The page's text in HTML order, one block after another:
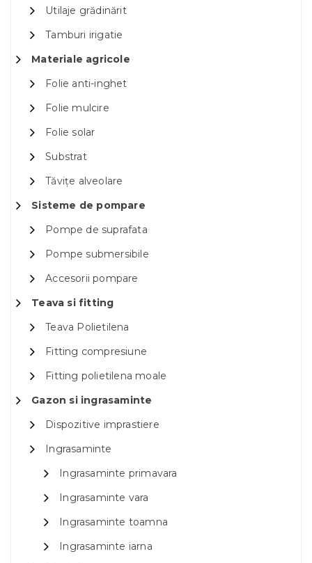
Utilaje grădinărit
Tamburi irigatie
Materiale agricole
Folie anti-inghet
Folie mulcire
Folie solar
Substrat
Tăvițe alveolare
Sisteme de pompare
Pompe de suprafata
Pompe submersibile
Accesorii pompare
Teava si fitting
Teava Polietilena
Fitting compresiune
Fitting polietilena moale
Gazon si ingrasaminte
Dispozitive imprastiere
Ingrasaminte
Ingrasaminte primavara
Ingrasaminte vara
Ingrasaminte toamna
Ingrasaminte iarna